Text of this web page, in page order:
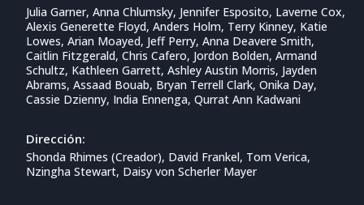
Julia Garner, Anna Chlumsky, Jennifer Esposito, Laverne Cox,
Alexis Generette Floyd, Anders Holm, Terry Kinney, Katie
Lowes, Arian Moayed, Jeff Perry, Anna Deavere Smith,
Caitlin Fitzgerald, Chris Cafero, Jordon Bolden, Armand
Schultz, Kathleen Garrett, Ashley Austin Morris, Jayden
Abrams, Assaad Bouab, Bryan Terrell Clark, Onika Day,
Cassie Dzienny, India Ennenga, Qurrat Ann Kadwani
Dirección:
Shonda Rhimes (Creador), David Frankel, Tom Verica,
Nzingha Stewart, Daisy von Scherler Mayer